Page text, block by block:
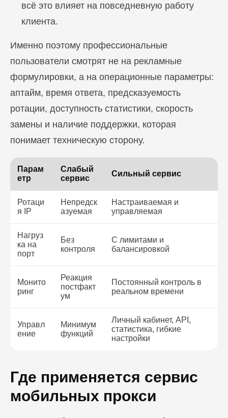
всё это влияет на повседневную работу
клиента.
Именно поэтому профессиональные
пользователи смотрят не на рекламные
формулировки, а на операционные параметры:
аптайм, время ответа, предсказуемость
ротации, доступность статистики, скорость
замены и наличие поддержки, которая
понимает техническую сторону.
Парам
етр
Слабый
сервис
Сильный сервис
Ротаци
я IP
Непредск
азуемая
Настраиваемая и
управляемая
Нагруз
ка на
порт
Без
контроля
С лимитами и
балансировкой
Монито
ринг
Реакция
постфакт
ум
Постоянный контроль в
реальном времени
Управл
ение
Минимум
функций
Личный кабинет, API,
статистика, гибкие
настройки
Где применяется сервис
мобильных прокси